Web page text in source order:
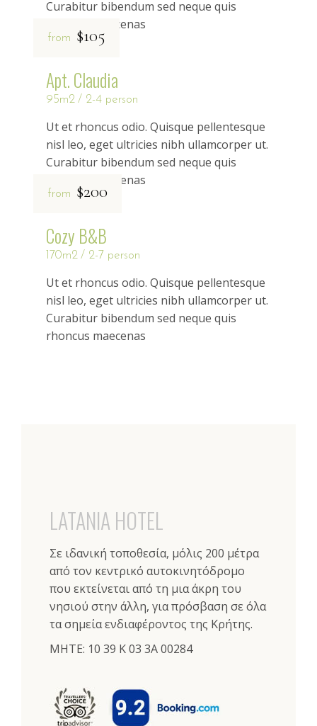
Curabitur bibendum sed neque quis
rhoncus maecenas
from $105
Apt. Claudia
95m2 2-4 person
Ut et rhoncus odio. Quisque pellentesque
nisl leo, eget ultricies nibh ullamcorper ut.
Curabitur bibendum sed neque quis
rhoncus maecenas
from $200
Cozy B&B
170m2 2-7 person
Ut et rhoncus odio. Quisque pellentesque
nisl leo, eget ultricies nibh ullamcorper ut.
Curabitur bibendum sed neque quis
rhoncus maecenas
LATANIA HOTEL
Σε ιδανική τοποθεσία, μόλις 200 μέτρα
από τον κεντρικό αυτοκινητόδρομο
που εκτείνεται από τη μια άκρη του
νησιού στην άλλη, για πρόσβαση σε όλα
τα σημεία ενδιαφέροντος της Κρήτης.
ΜΗΤΕ: 10 39 K 03 3A 00284